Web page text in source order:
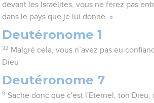
devant les Israélites, vous ne ferez pas
dans le pays que je lui donne. »
Deutéronome 1
32 Malgré cela, vous n’avez pas eu
Dieu
Deutéronome 7
9 Sache donc que c'est l'Eternel, ton Dieu,